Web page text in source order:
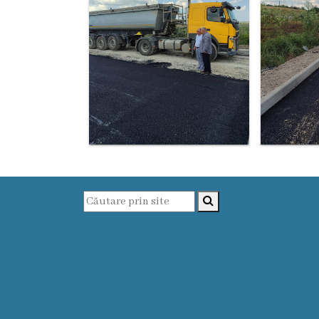
Proiecte
derulare
Proiecte
prioritare
finanțare
Proiecte